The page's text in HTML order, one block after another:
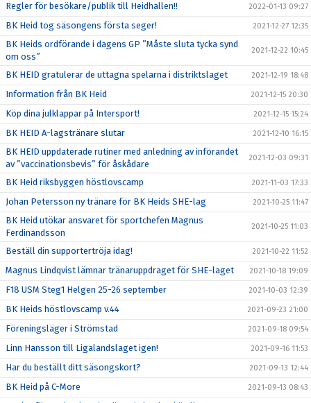
Regler för besökare/publik till Heidhallen!! 2022-01-13 09:27
BK Heid tog säsongens första seger! 2021-12-27 12:35
BK Heids ordförande i dagens GP ”Måste sluta tycka synd
om oss”
2021-12-22 10:45
BK HEID gratulerar de uttagna spelarna i distriktslaget 2021-12-19 18:48
Information från BK Heid 2021-12-15 20:30
Köp dina julklappar på Intersport! 2021-12-15 15:24
BK HEID A-lagstränare slutar 2021-12-10 16:15
BK HEID uppdaterade rutiner med anledning av införandet
av ”vaccinationsbevis” för åskådare
2021-12-03 09:31
BK Heid riksbyggen höstlovscamp 2021-11-03 17:33
Johan Petersson ny tränare för BK Heids SHE-lag 2021-10-25 11:47
BK Heid utökar ansvaret för sportchefen Magnus
Ferdinandsson
2021-10-25 11:03
Beställ din supportertröja idag! 2021-10-22 11:52
Magnus Lindqvist lämnar tränaruppdraget för SHE-laget 2021-10-18 19:09
F18 USM Steg1 Helgen 25-26 september 2021-10-03 12:39
BK Heids höstlovscamp v.44 2021-09-23 21:00
Föreningsläger i Strömstad 2021-09-18 09:54
Linn Hansson till Ligalandslaget igen! 2021-09-16 11:53
Har du beställt ditt säsongskort? 2021-09-13 12:44
BK Heid på C-More 2021-09-13 08:43